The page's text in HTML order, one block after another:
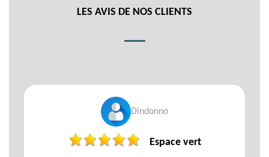
LES AVIS DE NOS CLIENTS
Dindonno
Espace vert